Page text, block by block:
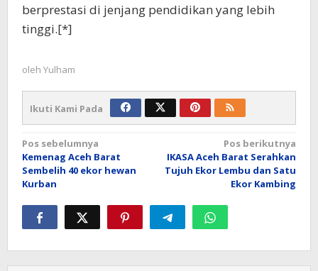
berprestasi di jenjang pendidikan yang lebih
tinggi.[*]
oleh Yulham
Ikuti Kami Pada
Navigasi
pos
Pos sebelumnya
Kemenag Aceh Barat
Sembelih 40 ekor hewan
Kurban
Pos berikutnya
IKASA Aceh Barat Serahkan
Tujuh Ekor Lembu dan Satu
Ekor Kambing